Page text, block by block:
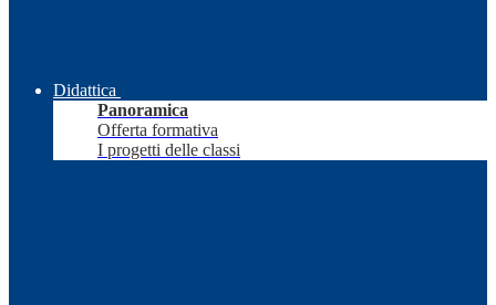
Didattica
Panoramica
Offerta formativa
I progetti delle classi